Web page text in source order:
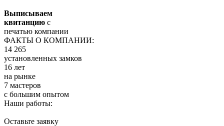
Выписываем
квитанцию с
печатью компании
ФАКТЫ О КОМПАНИИ:
14 265
установленных замков
16 лет
на рынке
7 мастеров
с большим опытом
Наши работы:
Оставьте заявку